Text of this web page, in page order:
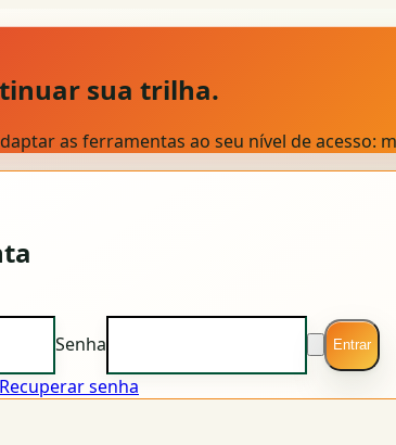
sua trilha.
as ferramentas ao seu nível de acesso:
Senha Entrar
Recuperar senha